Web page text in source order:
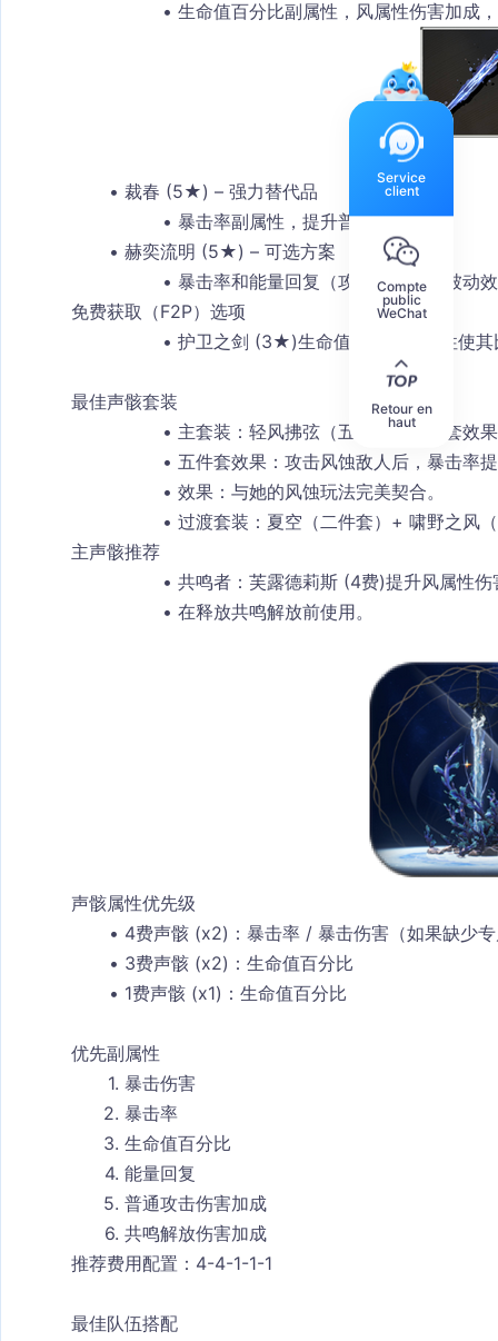
生命值百分比副属性，风属性伤害加成
裁春 (5★) – 强力替代品
暴击率副属性，提升普通攻击伤害
赫奕流明 (5★) – 可选方案
暴击率和能量回复（攻击力百分比被动
免费获取（F2P）选项
护卫之剑 (3★)生命值百分比副属性使
最佳声骸套装
主套装：轻风拂弦（五件套）二件套效果
五件套效果：攻击风蚀敌人后，暴击率
效果：与她的风蚀玩法完美契合。
过渡套装：夏空（二件套）+ 啸野之风
主声骸推荐
共鸣者：芙露德莉斯 (4费)提升风属性伤
在释放共鸣解放前使用。
声骸属性优先级
4费声骸 (x2) ：暴击率 / 暴击伤害（如果缺少
3费声骸 (x2) ：生命值百分比
1费声骸 (x1) ：生命值百分比
优先副属性
暴击伤害
暴击率
生命值百分比
能量回复
普通攻击伤害加成
共鸣解放伤害加成
推荐费用配置 ：4-4-1-1-1
最佳队伍搭配
Service
client
Compte
public
WeChat
Retour en
haut